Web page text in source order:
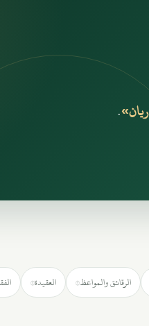
.
الرقائق والمواعظ٢ العقيدة٧